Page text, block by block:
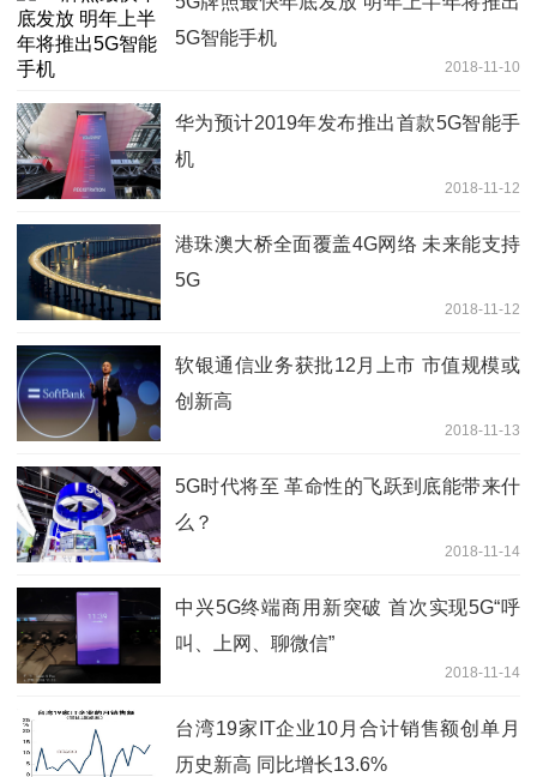
5G智能手机
2018-11-10
华为预计2019年发布推出首款5G智能手
机
2018-11-12
港珠澳大桥全面覆盖4G网络 未来能支持
5G
2018-11-12
软银通信业务获批12月上市 市值规模或
创新高
2018-11-13
5G时代将至 革命性的飞跃到底能带来什
么？
2018-11-14
中兴5G终端商用新突破 首次实现5G“呼
叫、上网、聊微信”
2018-11-14
台湾19家IT企业10月合计销售额创单月
历史新高 同比增长13.6%